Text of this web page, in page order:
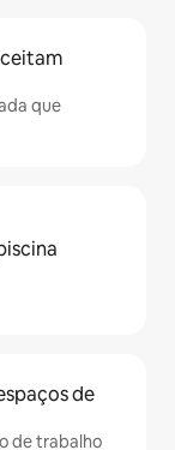
que
de
de trabalho